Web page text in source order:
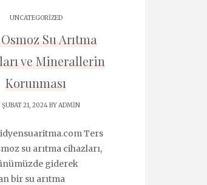
UNCATEGORIZED
Su Arıtma
ve Minerallerin
Korunması
ŞUBAT 21, 2024 BYADMIN
Ters
su arıtma cihazları,
giderek
bir su arıtma